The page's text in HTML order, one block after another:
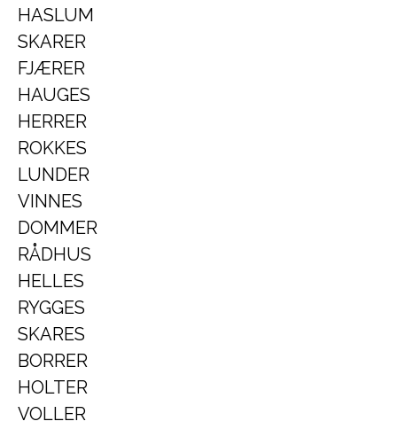
HASLUM
SKARER
FJÆRER
HAUGES
HERRER
ROKKES
LUNDER
VINNES
DOMMER
RÅDHUS
HELLES
RYGGES
SKARES
BORRER
HOLTER
VOLLER